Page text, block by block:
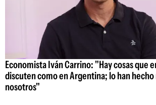
Economista Iván Carrino: "Hay cosas que
discuten como en Argentina; lo han
nosotros"